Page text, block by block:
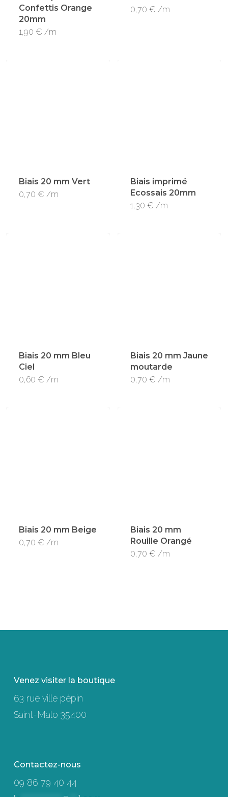
Confettis Orange
20mm
1,90 € /m
0,70 € /m
Biais 20 mm Vert
0,70 € /m
Biais imprimé
Ecossais 20mm
1,30 € /m
Biais 20 mm Bleu
Ciel
0,60 € /m
Biais 20 mm Jaune
moutarde
0,70 € /m
Biais 20 mm Beige
0,70 € /m
Biais 20 mm
Rouille Orangé
0,70 € /m
Venez visiter la boutique
63 rue ville pépin
Saint-Malo 35400
Contactez-nous
09 86 79 40 44